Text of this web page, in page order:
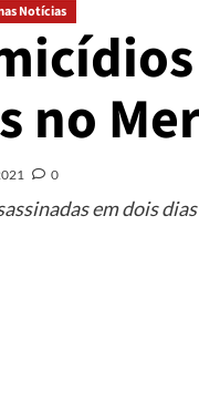
Notícias
no
0
em dois